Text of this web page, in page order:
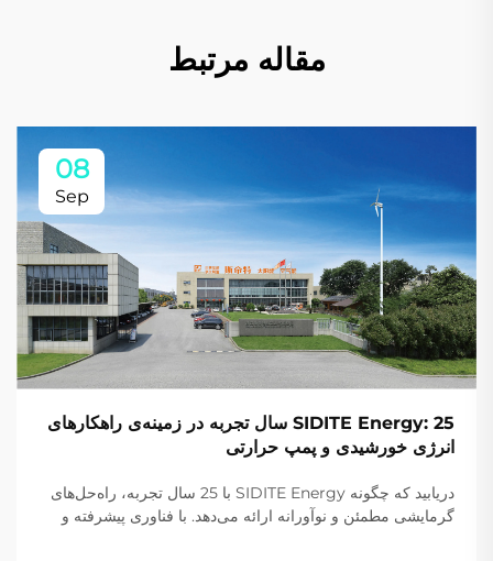
مقاله مرتبط
08
Sep
SIDITE Energy: 25 سال تجربه در زمینه‌ی راهکارهای
انرژی خورشیدی و پمپ حرارتی
دریابید که چگونه SIDITE Energy با 25 سال تجربه، راه‌حل‌های
گرمایشی مطمئن و نوآورانه ارائه می‌دهد. با فناوری پیشرفته و